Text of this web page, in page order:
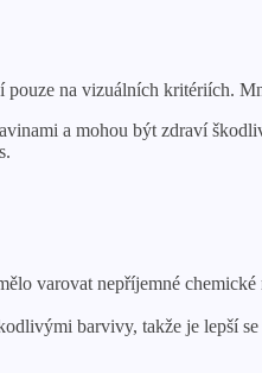
na vizuálních kritériích.
a mohou být zdraví
varovat nepříjemné chemické
barvivy, takže je lepší